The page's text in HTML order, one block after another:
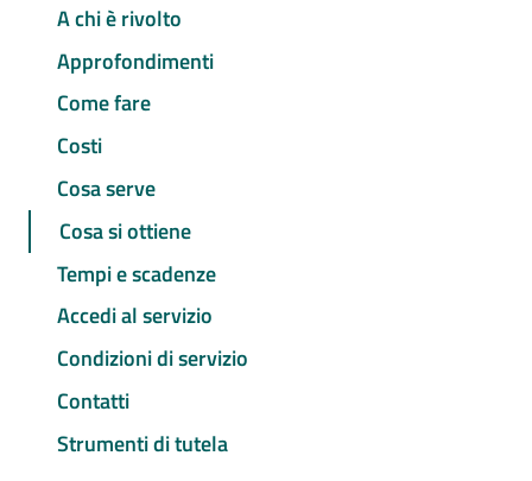
A chi è rivolto
Approfondimenti
Come fare
Costi
Cosa serve
Cosa si ottiene
Tempi e scadenze
Accedi al servizio
Condizioni di servizio
Contatti
Strumenti di tutela